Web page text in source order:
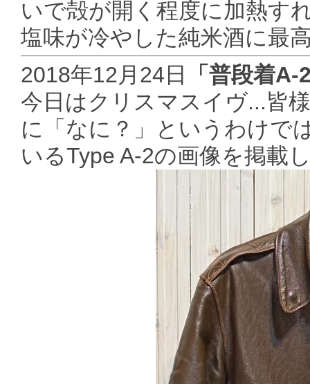
いで殻が開く程度に加熱す
塩味が冷やした純米酒に最
2018年12月24日
「普段着A-
今日はクリスマスイヴ...皆
に「なに？」というわけで
いるType A-2の画像を掲載